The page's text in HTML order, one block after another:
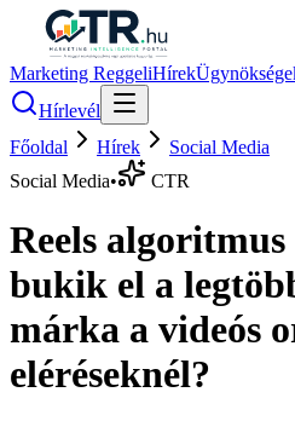
Marketing ReggeliHírek
Hírlevél
Főoldal
Hírek
Social Media
Social Media• CTR
Reels
bukik el a
márka a videós
eléréseknél?